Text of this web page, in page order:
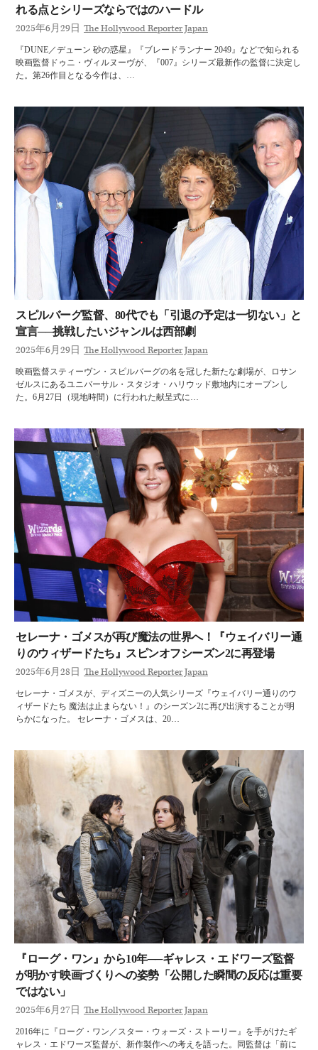
れる点とシリーズならではのハードル
2025年6月29日 The Hollywood Reporter Japan
『DUNE／デューン 砂の惑星』『ブレードランナー 2049』などで知られる
映画監督ドゥニ・ヴィルヌーヴが、『007』シリーズ最新作の監督に決定し
た。第26作目となる今作は、…
スピルバーグ監督、80代でも「引退の予定は一切ない」と
宣言──挑戦したいジャンルは西部劇
2025年6月29日 The Hollywood Reporter Japan
映画監督スティーヴン・スピルバーグの名を冠した新たな劇場が、ロサン
ゼルスにあるユニバーサル・スタジオ・ハリウッド敷地内にオープンし
た。6月27日（現地時間）に行われた献呈式に…
セレーナ・ゴメスが再び魔法の世界へ！『ウェイバリー通
りのウィザードたち』スピンオフシーズン2に再登場
2025年6月28日 The Hollywood Reporter Japan
セレーナ・ゴメスが、ディズニーの人気シリーズ『ウェイバリー通りのウ
ィザードたち 魔法は止まらない！』のシーズン2に再び出演することが明
らかになった。 セレーナ・ゴメスは、20…
『ローグ・ワン』から10年──ギャレス・エドワーズ監督
が明かす映画づくりへの姿勢「公開した瞬間の反応は重要
ではない」
2025年6月27日 The Hollywood Reporter Japan
2016年に『ローグ・ワン／スター・ウォーズ・ストーリー』を手がけたギ
ャレス・エドワーズ監督が、新作製作への考えを語った。同監督は「前に